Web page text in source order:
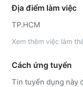
Địa điểm làm việc
TP.HCM
Xem thêm việc làm
Cách ứng tuyển
Tin tuyển dụng này